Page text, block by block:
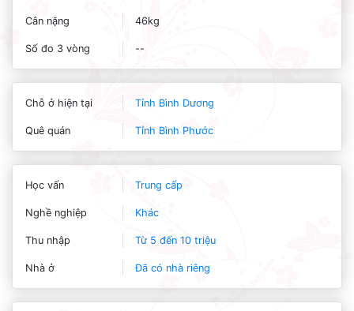
Cân nặng 46kg
Số đo 3 vòng --
Chỗ ở hiện tại Tỉnh Bình Dương
Quê quán Tỉnh Bình Phước
Học vấn Trung cấp
Nghề nghiệp Khác
Thu nhập Từ 5 đến 10 triệu
Nhà ở Đã có nhà riêng